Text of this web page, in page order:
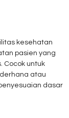
kesehatan
pasien yang
Cocok untuk
atau
dasar